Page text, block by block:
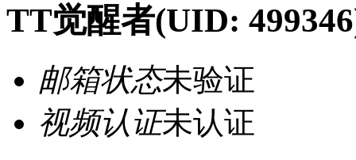
TT觉醒者(UID:
邮箱状态未验证
视频认证未认证